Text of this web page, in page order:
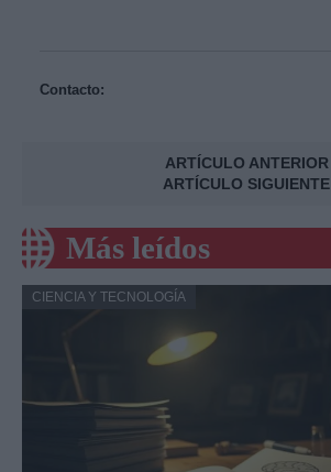
Contacto:
ARTÍCULO ANTERIOR
ARTÍCULO SIGUIENTE
Más leídos
CIENCIA Y TECNOLOGÍA